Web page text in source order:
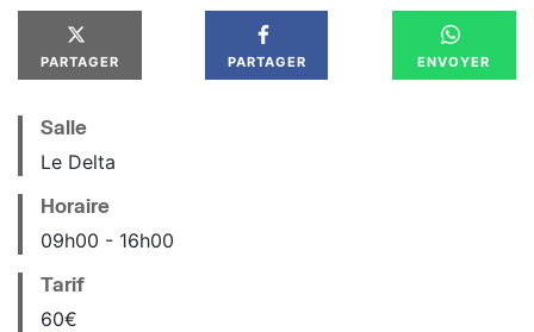
PARTAGER PARTAGER ENVOYER
Salle
Le Delta
Horaire
09h00 16h00
Tarif
60€